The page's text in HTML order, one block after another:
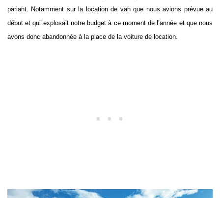
parlant. Notamment sur la location de van que nous avions prévue au
début et qui explosait notre budget à ce moment de l’année et que nous
avons donc abandonnée à la place de la voiture de location.